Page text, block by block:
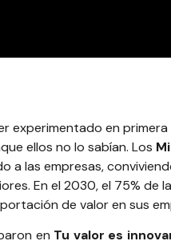
experimentado en
ellos no lo sabían. Los
a las empresas,
En el 2030, el 75% de
de valor en sus
en Tu valor es